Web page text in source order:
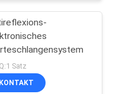
Satz
KONTAKT